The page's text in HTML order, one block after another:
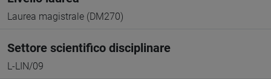
Laurea magistrale (DM270)
Settore scientifico disciplinare
L-LIN/09